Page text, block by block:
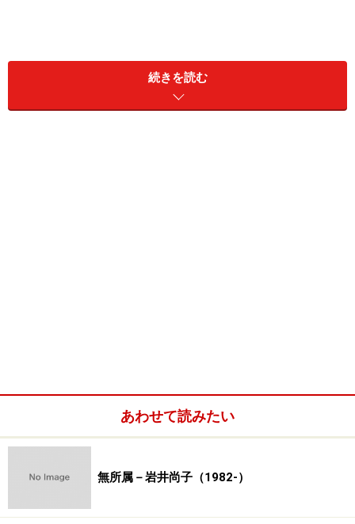
続きを読む
あわせて読みたい
無所属－岩井尚子（1982-）